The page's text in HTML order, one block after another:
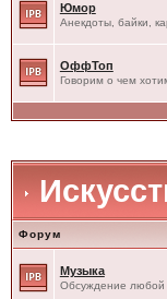
Юмор
Анекдоты, байки,
ОффТоп
Говорим о чем
Форум
Музыка
Обсуждение любой